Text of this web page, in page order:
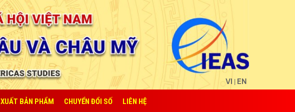
VI | EN
XUẤT BẢN PHẨM CHUYỂN ĐỔI SỐ LIÊN HỆ